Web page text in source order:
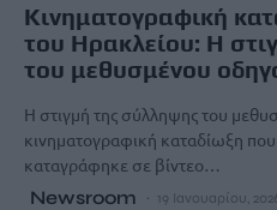
Κινηματογραφική
του Ηρακλείου: Η
του μεθυσμένου
Η στιγμή της σύλληψης του
κινηματογραφική καταδίωξη
καταγράφηκε σε βίντεο…
Newsroom 19 Ιανουαρίου, 2026